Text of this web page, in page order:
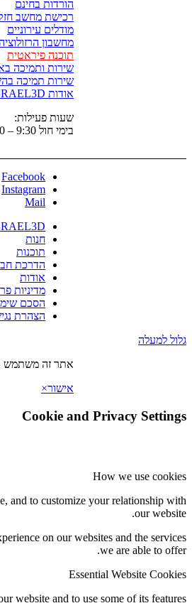
הורדות בחינם
רכישת מחשב
מודלים עירוניים
מחשבון
תוכנה פיראטית
שירות ותמיכה
שירות תמיכה
אודות ISRAEL3D
שעות פעילות:
בימי חול 9:30 – 17:00
Facebook
Instagram
Mail
חנות
תוכנות
הדרכת
אודות
מדיניות
הסכם
הצהרת
גלול למעלה
אתר זה משתמש
אישור×
Cookie and Privacy Settings
How we use cookies
and to customize your relationship with
our website.
on our websites and the services
we are able to offer.
Essential Website Cookies
website and to use some of its features.